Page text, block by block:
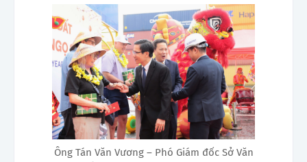
Ông Tán Văn Vương – Phó Giám đốc Sở Văn